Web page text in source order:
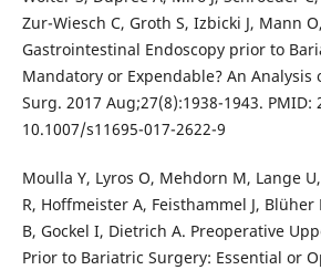
Zur-Wiesch C, Groth S, Izbicki J, Mann
Gastrointestinal Endoscopy prior to
Mandatory or Expendable? An Analysis
Surg. 2017 Aug;27(8):1938-1943. PMID:
10.1007/s11695-017-2622-9
Moulla Y, Lyros O, Mehdorn M, Lange
R, Hoffmeister A, Feisthammel J, Blüher
B, Gockel I, Dietrich A. Preoperative
Prior to Bariatric Surgery: Essential or